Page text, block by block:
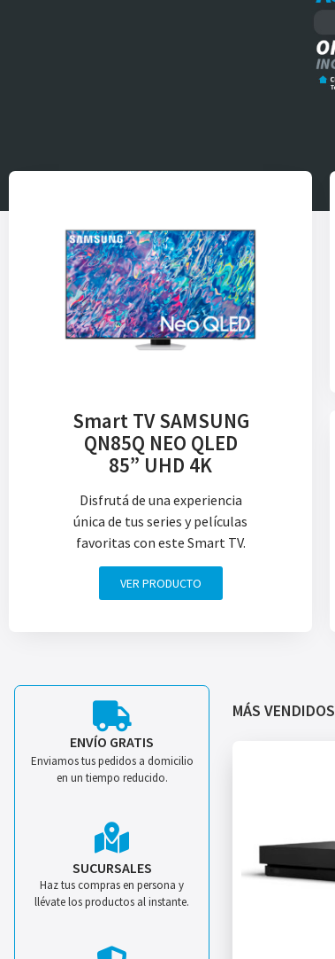
Smart TV SAMSUNG
QN85Q NEO QLED
85” UHD 4K
Disfrutá de una experiencia
única de tus series y películas
favoritas con este Smart TV.
VER PRODUCTO
ENVÍO GRATIS
Enviamos tus pedidos a domicilio
en un tiempo reducido.
SUCURSALES
Haz tus compras en persona y
llévate los productos al instante.
MÁS VENDIDOS